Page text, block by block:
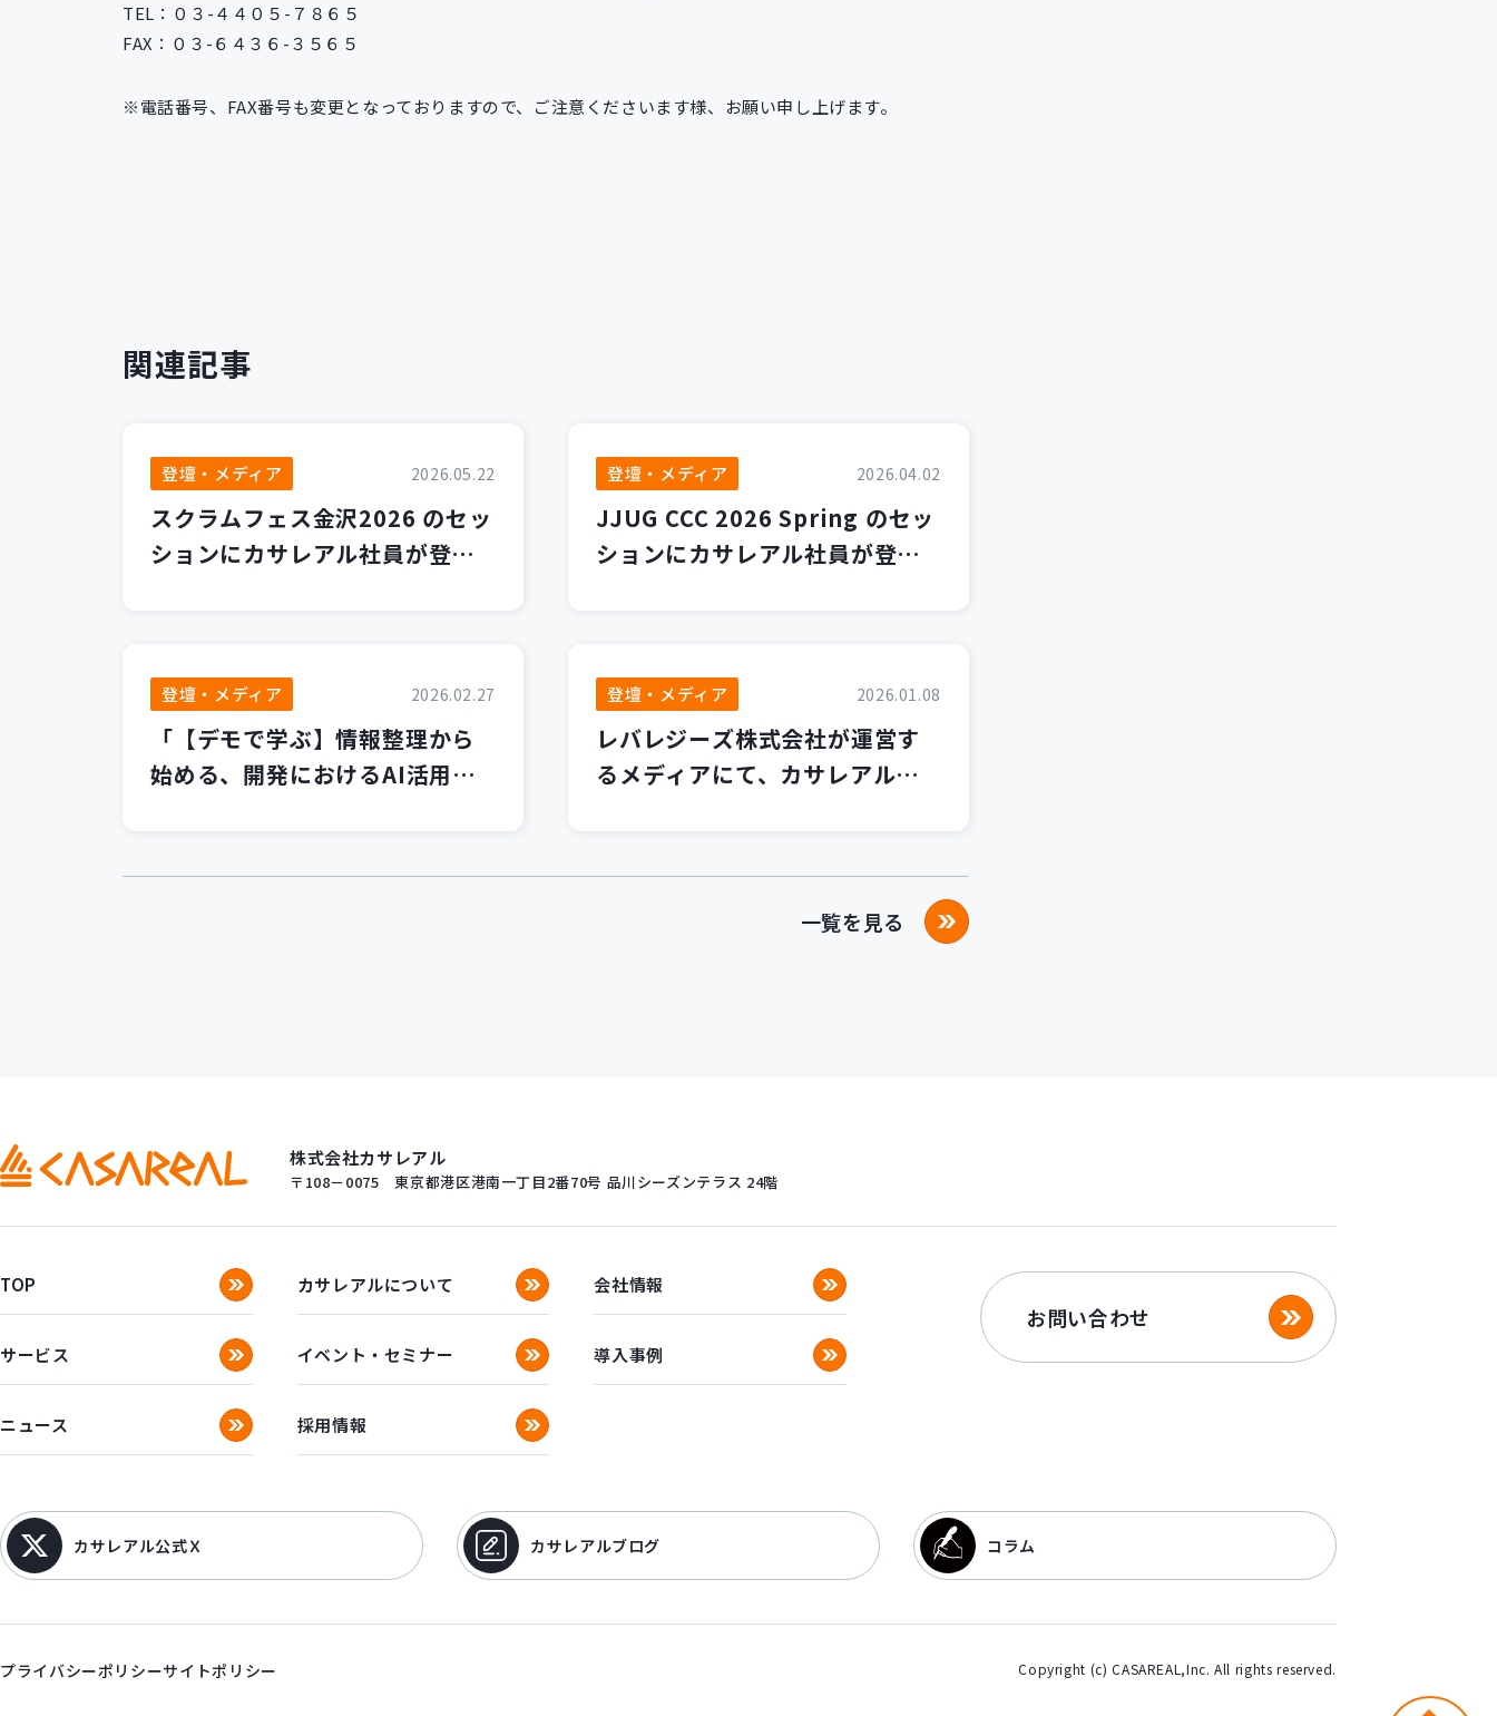
TEL：０３-４４０５-７８６５
FAX：０３-６４３６-３５６５
※電話番号、FAX番号も変更となっておりますので、ご注意くださいます様、お願い申し上げます。
関連記事
登壇・メディア 2026.05.22
スクラムフェス金沢2026 のセッ
ションにカサレアル社員が登壇
登壇・メディア 2026.04.02
JJUG CCC 2026 Spring のセッ
ションにカサレアル社員が登壇
登壇・メディア 2026.02.27
「【デモで学ぶ】情報整理から
始める、開発におけるAI活用の
登壇・メディア 2026.01.08
レバレジーズ株式会社が運営す
るメディアにて、カサレアルブ
一覧を見る
株式会社カサレアル
〒108－0075 東京都港区港南一丁目2番70号 品川シーズンテラス 24階
TOP カサレアルについて 会社情報
サービス イベント・セミナー 導入事例
ニュース 採用情報
お問い合わせ
カサレアル公式Ｘ カサレアルブログ コラム
プライバシーポリシーサイトポリシー Copyright (c) CASAREAL,Inc. All rights reserved.